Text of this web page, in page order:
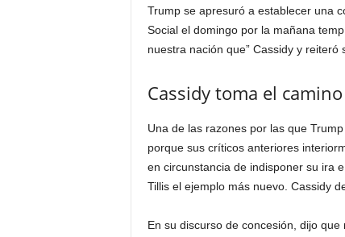
Trump se apresuró a establecer una
Social el domingo por la mañana
nuestra nación que” Cassidy y reiteró
Cassidy toma el
Una de las razones por las que
porque sus críticos anteriores
en circunstancia de indisponer su ira
Tillis el ejemplo más nuevo. Cassidy
En su discurso de concesión, dijo que